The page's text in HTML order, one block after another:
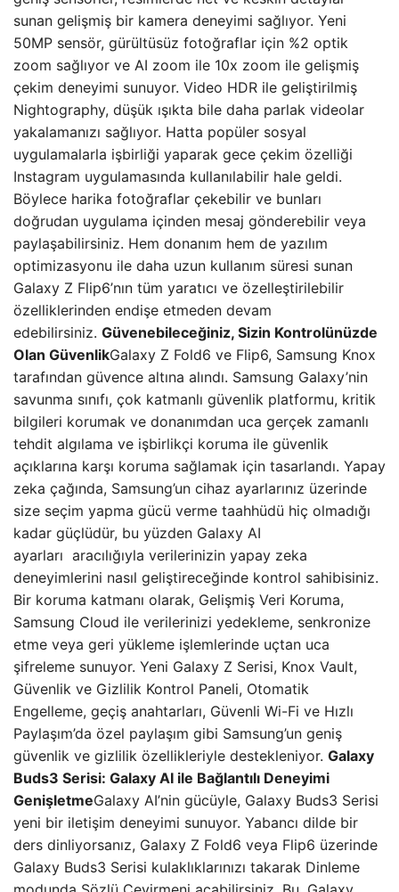
sunan gelişmiş bir kamera deneyimi sağlıyor. Yeni
50MP sensör, gürültüsüz fotoğraflar için %2 optik
zoom sağlıyor ve AI zoom ile 10x zoom ile gelişmiş
çekim deneyimi sunuyor. Video HDR ile geliştirilmiş
Nightography, düşük ışıkta bile daha parlak videolar
yakalamanızı sağlıyor. Hatta popüler sosyal
uygulamalarla işbirliği yaparak gece çekim özelliği
Instagram uygulamasında kullanılabilir hale geldi.
Böylece harika fotoğraflar çekebilir ve bunları
doğrudan uygulama içinden mesaj gönderebilir veya
paylaşabilirsiniz. Hem donanım hem de yazılım
optimizasyonu ile daha uzun kullanım süresi sunan
Galaxy Z Flip6’nın tüm yaratıcı ve özelleştirilebilir
özelliklerinden endişe etmeden devam
edebilirsiniz. Güvenebileceğiniz, Sizin Kontrolünüzde
Olan GüvenlikGalaxy Z Fold6 ve Flip6, Samsung Knox
tarafından güvence altına alındı. Samsung Galaxy’nin
savunma sınıfı, çok katmanlı güvenlik platformu, kritik
bilgileri korumak ve donanımdan uca gerçek zamanlı
tehdit algılama ve işbirlikçi koruma ile güvenlik
açıklarına karşı koruma sağlamak için tasarlandı. Yapay
zeka çağında, Samsung’un cihaz ayarlarınız üzerinde
size seçim yapma gücü verme taahhüdü hiç olmadığı
kadar güçlüdür, bu yüzden Galaxy AI
ayarları aracılığıyla verilerinizin yapay zeka
deneyimlerini nasıl geliştireceğinde kontrol sahibisiniz.
Bir koruma katmanı olarak, Gelişmiş Veri Koruma,
Samsung Cloud ile verilerinizi yedekleme, senkronize
etme veya geri yükleme işlemlerinde uçtan uca
şifreleme sunuyor. Yeni Galaxy Z Serisi, Knox Vault,
Güvenlik ve Gizlilik Kontrol Paneli, Otomatik
Engelleme, geçiş anahtarları, Güvenli Wi-Fi ve Hızlı
Paylaşım’da özel paylaşım gibi Samsung’un geniş
güvenlik ve gizlilik özellikleriyle destekleniyor. Galaxy
Buds3 Serisi: Galaxy AI ile Bağlantılı Deneyimi
GenişletmeGalaxy AI’nin gücüyle, Galaxy Buds3 Serisi
yeni bir iletişim deneyimi sunuyor. Yabancı dilde bir
ders dinliyorsanız, Galaxy Z Fold6 veya Flip6 üzerinde
Galaxy Buds3 Serisi kulaklıklarınızı takarak Dinleme